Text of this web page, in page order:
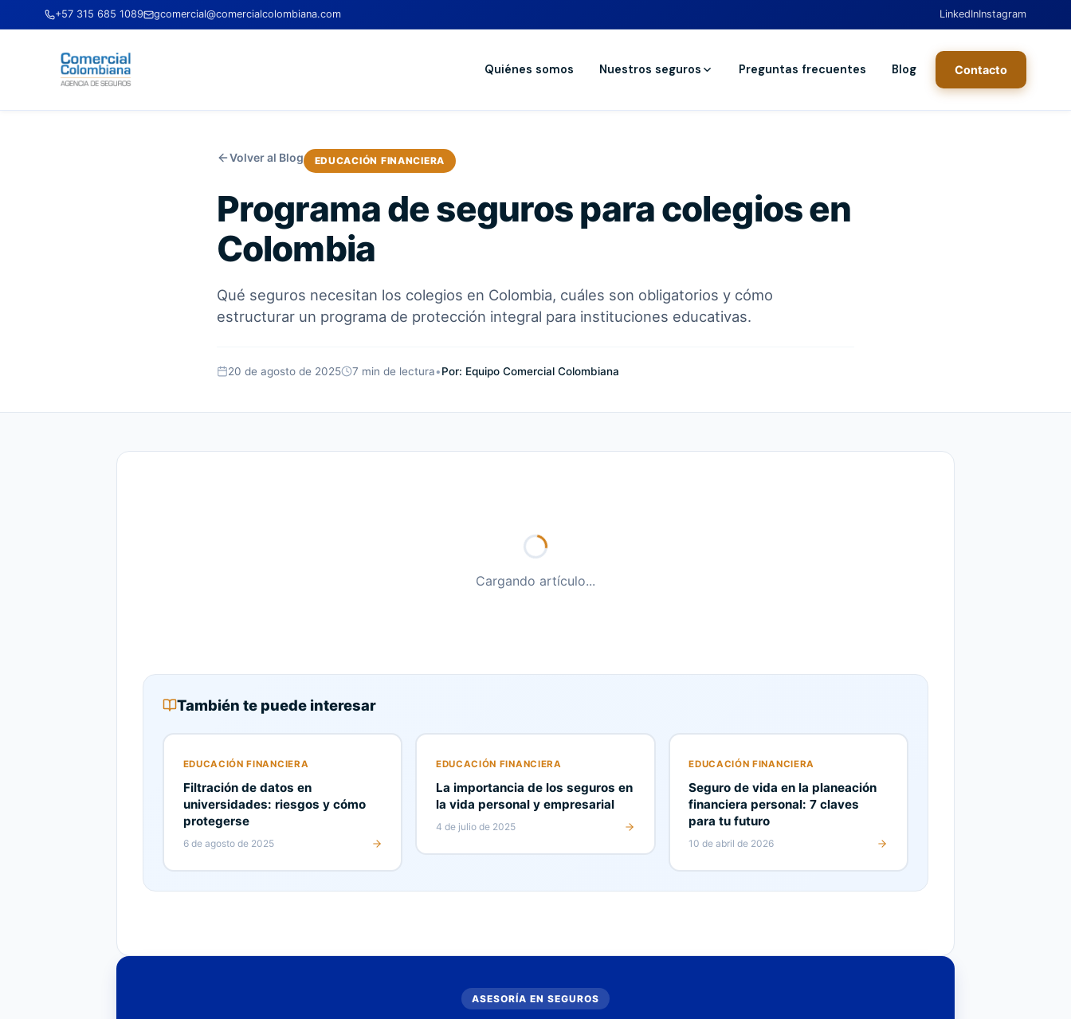
+57 315 685 1089 gcomercial@comercialcolombiana.com LinkedInInstagram
Quiénes somos Nuestros seguros Preguntas frecuentes Blog Contacto
Volver al Blog EDUCACIÓN FINANCIERA
Programa de seguros para colegios en
Colombia
Qué seguros necesitan los colegios en Colombia, cuáles son obligatorios y cómo
estructurar un programa de protección integral para instituciones educativas.
20 de agosto de 2025 7 min de lectura•Por: Equipo Comercial Colombiana
Cargando artículo...
También te puede interesar
EDUCACIÓN FINANCIERA
Filtración de datos en
universidades: riesgos y cómo
protegerse
6 de agosto de 2025
EDUCACIÓN FINANCIERA
La importancia de los seguros en
la vida personal y empresarial
4 de julio de 2025
EDUCACIÓN FINANCIERA
Seguro de vida en la planeación
financiera personal: 7 claves
para tu futuro
10 de abril de 2026
ASESORÍA EN SEGUROS